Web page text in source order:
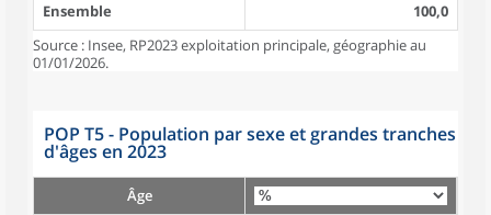
Ensemble
100,0
Source : Insee, RP2023 exploitation principale, géographie au
01/01/2026.
POP T5 - Population par sexe et grandes tranches
d'âges en 2023
Âge